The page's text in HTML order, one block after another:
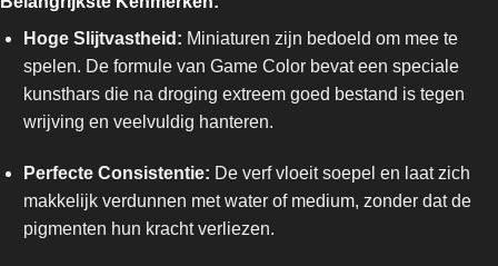
Hoge Slijtvastheid: Miniaturen zijn bedoeld om mee te
spelen. De formule van Game Color bevat een speciale
kunsthars die na droging extreem goed bestand is tegen
wrijving en veelvuldig hanteren.
Perfecte Consistentie: De verf vloeit soepel en laat zich
makkelijk verdunnen met water of medium, zonder dat de
pigmenten hun kracht verliezen.